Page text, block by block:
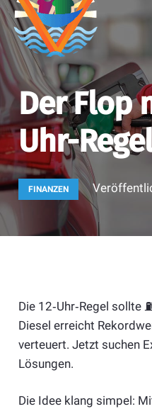
Der Flop
Uhr-
FINANZEN
Die 12‑Uhr‑Regel sollte
Diesel erreicht
verteuert. Jetzt suchen
Lösungen.
Die Idee klang simpel: